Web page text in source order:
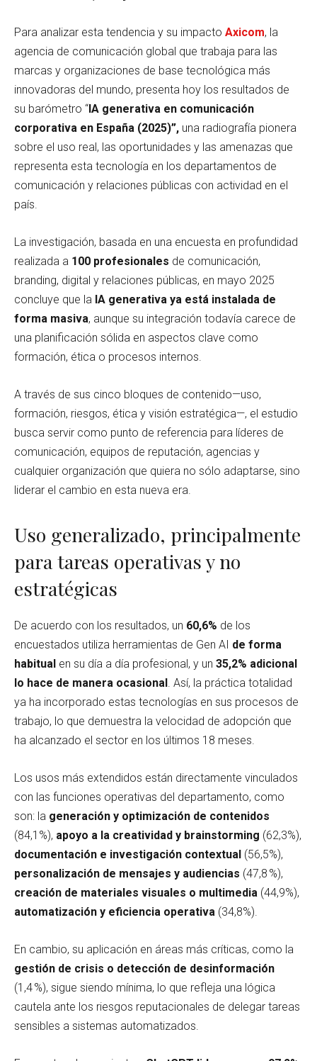
Para analizar esta tendencia y su impacto Axicom, la
agencia de comunicación global que trabaja para las
marcas y organizaciones de base tecnológica más
innovadoras del mundo, presenta hoy los resultados de
su barómetro “ IA generativa en comunicación
corporativa en España (2025)”, una radiografía pionera
sobre el uso real, las oportunidades y las amenazas que
representa esta tecnología en los departamentos de
comunicación y relaciones públicas con actividad en el
país.
La investigación, basada en una encuesta en profundidad
realizada a 100 profesionales de comunicación,
branding, digital y relaciones públicas, en mayo 2025
concluye que la IA generativa ya está instalada de
forma masiva, aunque su integración todavía carece de
una planificación sólida en aspectos clave como
formación, ética o procesos internos.
A través de sus cinco bloques de contenido—uso,
formación, riesgos, ética y visión estratégica—, el estudio
busca servir como punto de referencia para líderes de
comunicación, equipos de reputación, agencias y
cualquier organización que quiera no sólo adaptarse, sino
liderar el cambio en esta nueva era.
Uso generalizado, principalmente
para tareas operativas y no
estratégicas
De acuerdo con los resultados, un 60,6% de los
encuestados utiliza herramientas de Gen AI de forma
habitual en su día a día profesional, y un 35,2% adicional
lo hace de manera ocasional . Así, la práctica totalidad
ya ha incorporado estas tecnologías en sus procesos de
trabajo, lo que demuestra la velocidad de adopción que
ha alcanzado el sector en los últimos 18 meses.
Los usos más extendidos están directamente vinculados
con las funciones operativas del departamento, como
son: la generación y optimización de contenidos
(84,1%), apoyo a la creatividad y brainstorming (62,3%),
documentación e investigación contextual (56,5%),
personalización de mensajes y audiencias (47,8 %),
creación de materiales visuales o multimedia (44,9%),
automatización y eficiencia operativa (34,8%).
En cambio, su aplicación en áreas más críticas, como la
gestión de crisis o detección de desinformación
(1,4 %), sigue siendo mínima, lo que refleja una lógica
cautela ante los riesgos reputacionales de delegar tareas
sensibles a sistemas automatizados.